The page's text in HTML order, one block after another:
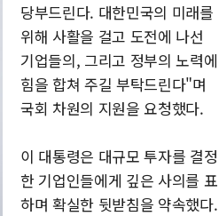
당부드린다. 대한민국의 미래를
위해 사활을 걸고 도전에 나선
기업들의, 그리고 정부의 노력에
힘을 합쳐 주길 부탁드린다"며
국회 차원의 지원을 요청했다.
이 대통령은 대규모 투자를 결정
한 기업인들에게 깊은 사의를 표
하며 확실한 뒷받침을 약속했다.